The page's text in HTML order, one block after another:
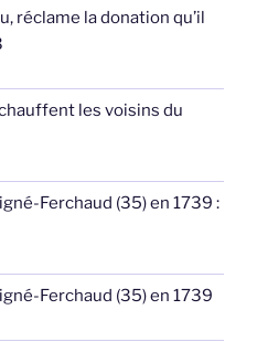
réclame la donation qu’il
les voisins du
Ferchaud (35) en 1739 :
Ferchaud (35) en 1739